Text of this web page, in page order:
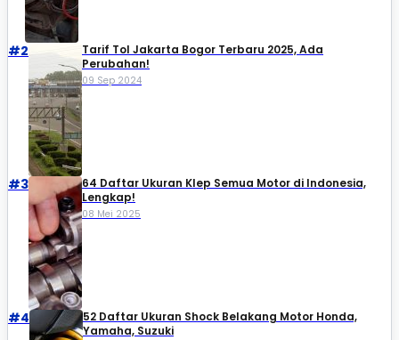
#2
Tarif Tol Jakarta Bogor Terbaru 2025, Ada
Perubahan!
09 Sep 2024
#3
64 Daftar Ukuran Klep Semua Motor di Indonesia,
Lengkap!
08 Mei 2025
#4
52 Daftar Ukuran Shock Belakang Motor Honda,
Yamaha, Suzuki​